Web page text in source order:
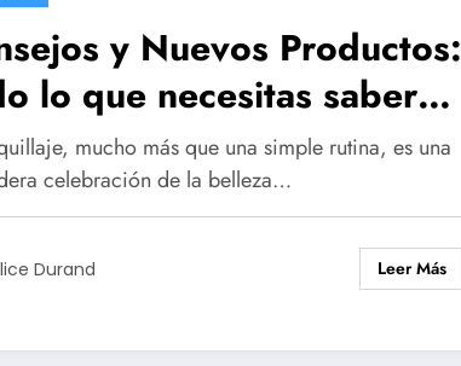
y Nuevos Productos:
lo que necesitas saber
el maquillaje y sus trucos
mucho más que una simple rutina, es una
celebración de la belleza…
Durand Leer Más